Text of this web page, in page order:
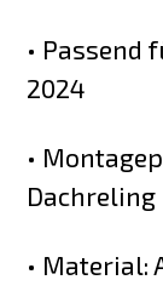
• Passend
2024
•
Dachreling
•